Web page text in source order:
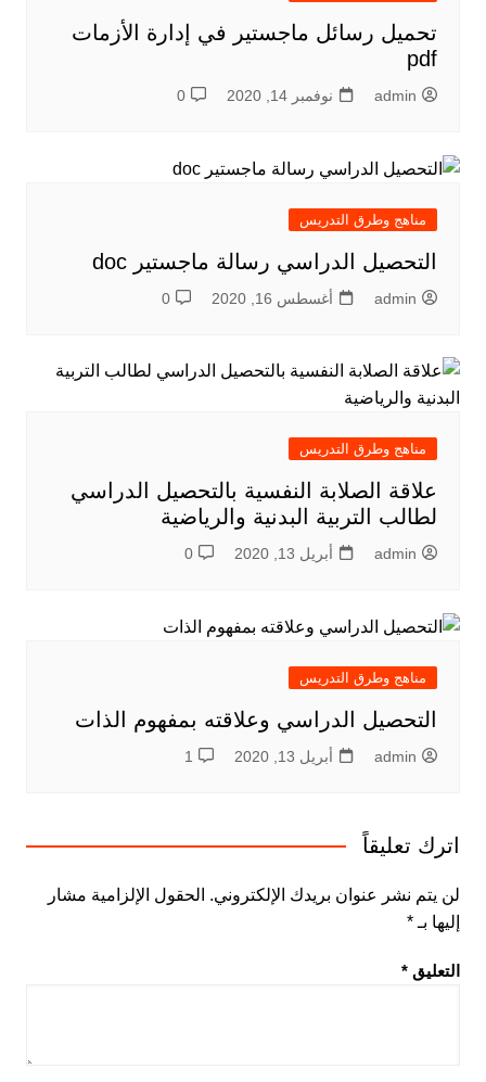
تحميل رسائل ماجستير في إدارة الأزمات
pdf
admin نوفمبر 14, 2020 0
مناهج وطرق التدريس
التحصيل الدراسي رسالة ماجستير doc
admin أغسطس 16, 2020 0
مناهج وطرق التدريس
علاقة الصلابة النفسية بالتحصيل الدراسي
لطالب التربية البدنية والرياضية
admin أبريل 13, 2020 0
مناهج وطرق التدريس
التحصيل الدراسي وعلاقته بمفهوم الذات
admin أبريل 13, 2020 1
اترك تعليقاً
لن يتم نشر عنوان بريدك الإلكتروني. الحقول الإلزامية مشار
إليها بـ *
التعليق *